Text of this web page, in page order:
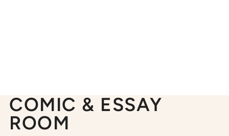
COMIC & ESSAY
ROOM